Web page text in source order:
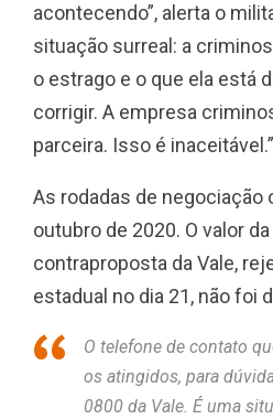
acontecendo”, alerta o
situação surreal: a
o estrago e o que ela está
corrigir. A empresa
parceira. Isso é inaceitável.”
As rodadas de negociação
outubro de 2020. O valor
contraproposta da Vale,
estadual no dia 21, não foi
O telefone de contato
os atingidos, para
0800 da Vale. É uma